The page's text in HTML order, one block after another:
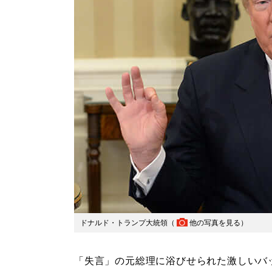
ドナルド・トランプ大統領（ 他の写真を見る ）
「失言」の元総理に浴びせられた激しいバ